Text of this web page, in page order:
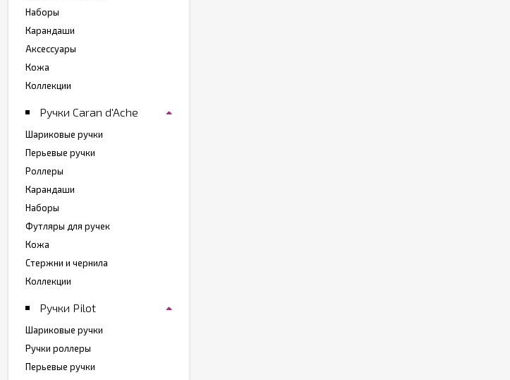
Наборы
Карандаши
Аксессуары
Кожа
Коллекции
Ручки Caran d'Ache
Шариковые ручки
Перьевые ручки
Роллеры
Карандаши
Наборы
Футляры для ручек
Кожа
Стержни и чернила
Коллекции
Ручки Pilot
Шариковые ручки
Ручки роллеры
Перьевые ручки